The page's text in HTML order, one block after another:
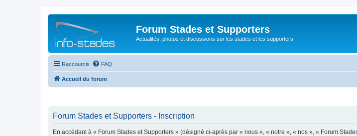
Forum Stades et Supporters
Actualités, photos et discussions sur les stades et les supporters
Raccourcis FAQ
Accueil du forum
Forum Stades et Supporters - Inscription
En accédant à « Forum Stades et Supporters » (désigné ci-après par « nous », « notre », « nos », « Forum